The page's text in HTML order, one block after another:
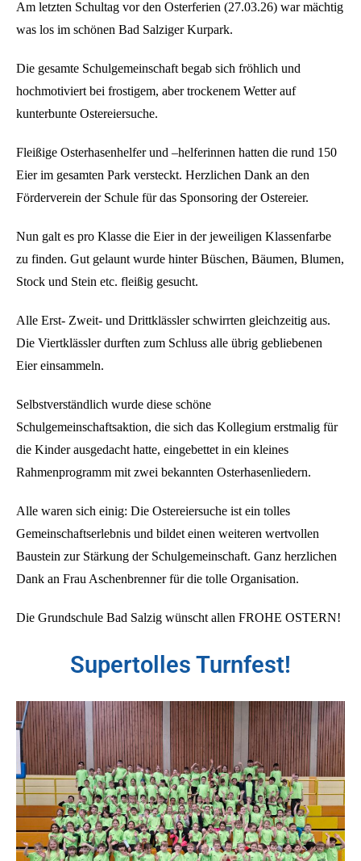
Am letzten Schultag vor den Osterferien (27.03.26) war mächtig
was los im schönen Bad Salziger Kurpark.
Die gesamte Schulgemeinschaft begab sich fröhlich und
hochmotiviert bei frostigem, aber trockenem Wetter auf
kunterbunte Ostereiersuche.
Fleißige Osterhasenhelfer und –helferinnen hatten die rund 150
Eier im gesamten Park versteckt. Herzlichen Dank an den
Förderverein der Schule für das Sponsoring der Ostereier.
Nun galt es pro Klasse die Eier in der jeweiligen Klassenfarbe
zu finden. Gut gelaunt wurde hinter Büschen, Bäumen, Blumen,
Stock und Stein etc. fleißig gesucht.
Alle Erst- Zweit- und Drittklässler schwirrten gleichzeitig aus.
Die Viertklässler durften zum Schluss alle übrig gebliebenen
Eier einsammeln.
Selbstverständlich wurde diese schöne
Schulgemeinschaftsaktion, die sich das Kollegium erstmalig für
die Kinder ausgedacht hatte, eingebettet in ein kleines
Rahmenprogramm mit zwei bekannten Osterhasenliedern.
Alle waren sich einig: Die Ostereiersuche ist ein tolles
Gemeinschaftserlebnis und bildet einen weiteren wertvollen
Baustein zur Stärkung der Schulgemeinschaft. Ganz herzlichen
Dank an Frau Aschenbrenner für die tolle Organisation.
Die Grundschule Bad Salzig wünscht allen FROHE OSTERN!
Supertolles Turnfest!